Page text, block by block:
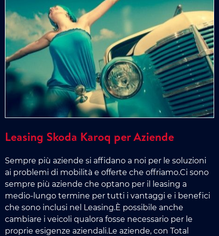
Leasing Skoda Karoq per Aziende
Sempre più aziende si affidano a noi per le soluzioni
ai problemi di mobilità e offerte che offriamo.Ci sono
sempre più aziende che optano per il leasing a
medio-lungo termine per tutti i vantaggi e i benefici
che sono inclusi nel Leasing.È possibile anche
cambiare i veicoli qualora fosse necessario per le
proprie esigenze aziendali.Le aziende, con Total